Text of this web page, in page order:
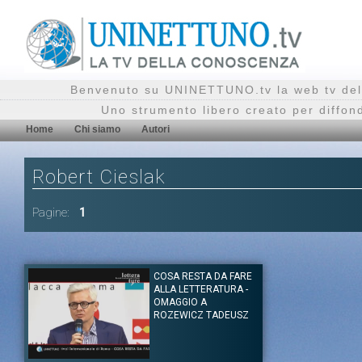
Benvenuto su UNINETTUNO.tv la web tv
Uno strumento libero creato per
Home Chi siamo Autori
Robert Cieslak
Pagine: 1
COSA RESTA DA FARE
ALLA LETTERATURA -
OMAGGIO A
ROZEWICZ TADEUSZ